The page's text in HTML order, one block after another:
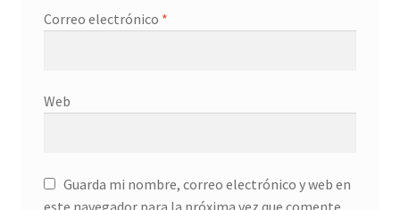
Correo electrónico *
Web
Guarda mi nombre, correo electrónico y web en
este navegador para la próxima vez que comente.